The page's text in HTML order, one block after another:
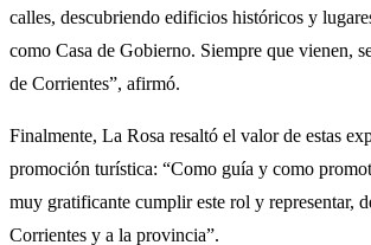
calles, descubriendo edificios históricos y
como Casa de Gobierno. Siempre que vienen,
de Corrientes”, afirmó.
Finalmente, La Rosa resaltó el valor de estas
promoción turística: “Como guía y como
muy gratificante cumplir este rol y representar,
Corrientes y a la provincia”.